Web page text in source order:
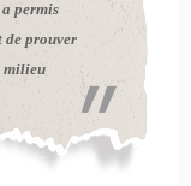
permis
de prouver
milieu